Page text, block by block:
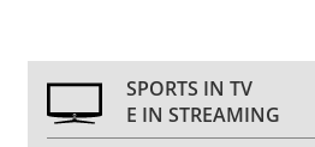
SPORTS IN TV
E IN STREAMING